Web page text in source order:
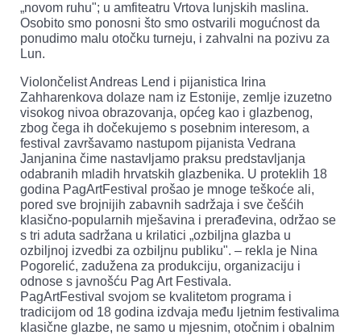
„novom ruhu"; u amfiteatru Vrtova lunjskih maslina.
Osobito smo ponosni što smo ostvarili mogućnost da
ponudimo malu otočku turneju, i zahvalni na pozivu za
Lun.
Violončelist Andreas Lend i pijanistica Irina
Zahharenkova dolaze nam iz Estonije, zemlje izuzetno
visokog nivoa obrazovanja, općeg kao i glazbenog,
zbog čega ih dočekujemo s posebnim interesom, a
festival završavamo nastupom pijanista Vedrana
Janjanina čime nastavljamo praksu predstavljanja
odabranih mladih hrvatskih glazbenika. U proteklih 18
godina PagArtFestival prošao je mnoge teškoće ali,
pored sve brojnijih zabavnih sadržaja i sve češćih
klasično-popularnih mješavina i prerađevina, održao se
s tri aduta sadržana u krilatici „ozbiljna glazba u
ozbiljnoj izvedbi za ozbiljnu publiku". – rekla je Nina
Pogorelić, zadužena za produkciju, organizaciju i
odnose s javnošću Pag Art Festivala.
PagArtFestival svojom se kvalitetom programa i
tradicijom od 18 godina izdvaja među ljetnim festivalima
klasične glazbe, ne samo u mjesnim, otočnim i obalnim